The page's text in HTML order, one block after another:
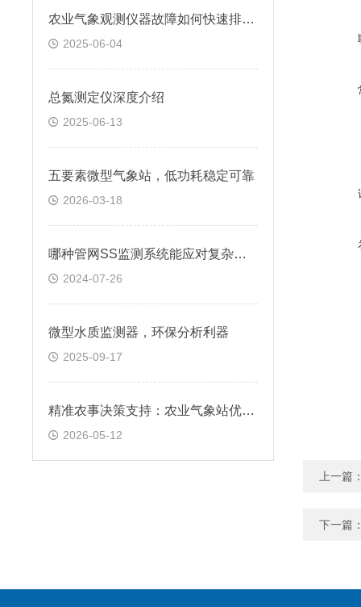
农业气象观测仪器故障如何快速排查与修复？
2025-06-04
总氮测定仪深度介绍
2025-06-13
五要素微型气象站，低功耗稳定可靠
2026-03-18
哪种管网SS监测系统能应对复杂工况？你知道吗
2024-07-26
微型水质监测器，环保分析利器
2025-09-17
精准农事决策支持：农业气象站优势，数据驱动科学种植管理
2026-05-12
上一篇
下一篇